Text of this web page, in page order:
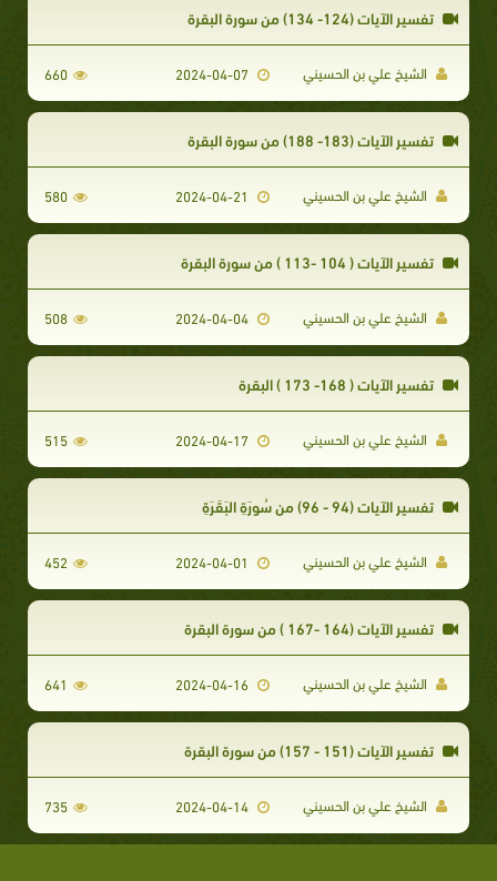
تفسير الآيات (124- 134) من سورة البقرة
الشيخ علي بن الحسيني 660
تفسير الآيات (183- 188) من سورة البقرة
الشيخ علي بن الحسيني 580
تفسير الآيات ( 104 -113 ) من سورة البقرة
الشيخ علي بن الحسيني 508
تفسير الآيات ( 168- 173 ) البقرة
الشيخ علي بن الحسيني 515
تفسير الآيات (94 - 96) من سُورَةِ البَقَرَةِ
الشيخ علي بن الحسيني 452
تفسير الآيات (164 -167 ) من سورة البقرة
الشيخ علي بن الحسيني 641
تفسير الآيات (151 - 157) من سورة البقرة
الشيخ علي بن الحسيني 735